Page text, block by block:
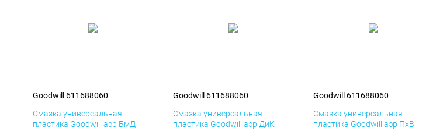
Goodwill 611688060
Смазка универсальная
пластика Goodwill аэр БмД
Goodwill 611688060
Смазка универсальная
пластика Goodwill аэр ДиК
Goodwill 611688060
Смазка универсальная
пластика Goodwill аэр ПхВ